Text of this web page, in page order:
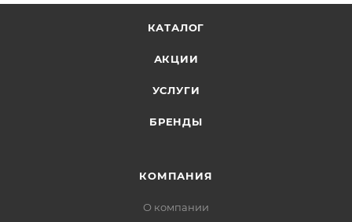
КАТАЛОГ
АКЦИИ
УСЛУГИ
БРЕНДЫ
КОМПАНИЯ
О компании